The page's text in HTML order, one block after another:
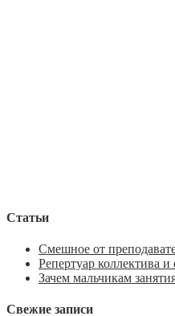
Статьи
Смешное от
Репертуар коллектива
Зачем мальчикам
Свежие записи